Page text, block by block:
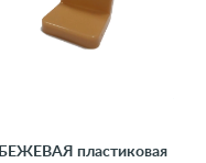
БЕЖЕВАЯ пластиковая